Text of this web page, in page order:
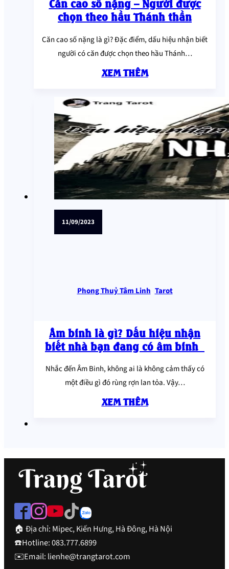
Căn cao số nặng – Người được
chọn theo hầu Thánh thần
Căn cao số nặng là gì? Đặc điểm, dấu hiệu nhận biết
người có căn được chọn theo hầu Thánh…
XEM THÊM
11/09/2023
Phong Thuỷ Tâm Linh Tarot
Âm binh là gì? Dấu hiệu nhận
biết nhà bạn đang có âm binh
Nhắc đến Âm Binh, không ai là không cảm thấy có
một điều gì đó rùng rợn lan tỏa. Vậy…
XEM THÊM
🏠 Địa chỉ: Mipec, Kiến Hưng, Hà Đông, Hà Nội
☎️Hotline: 083.777.6899
✉️Email: lienhe@trangtarot.com